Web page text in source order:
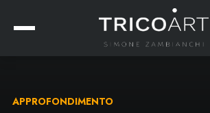
APPROFONDIMENTO